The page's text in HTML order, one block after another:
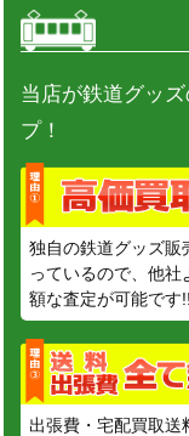
当店が鉄道グッ
プ！
独自の鉄道グッズ販
っているので、他社
額な査定が可能です!!
出張費・宅配買取送